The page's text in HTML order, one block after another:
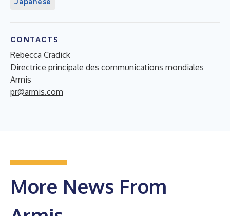
CONTACTS
Rebecca Cradick
Directrice principale des communications mondiales
Armis
pr@armis.com
More News From